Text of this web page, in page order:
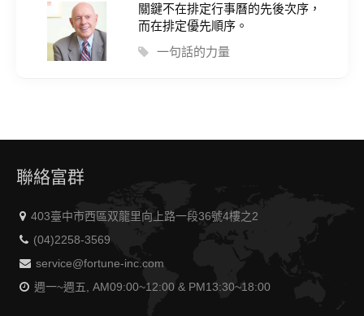
關鍵不在排定行事曆的先後次序，
而在排定優先順序。
一句話的力量
聯絡富群
403臺中市西區双龍里向上路一段36號4樓之2
(04)2258-3569
service@fortune-inc.com
週一~週五, AM09:00~12:00 & PM13:30~18:00